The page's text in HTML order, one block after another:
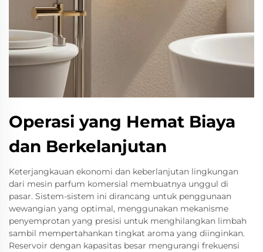
Operasi yang Hemat Biaya
dan Berkelanjutan
Keterjangkauan ekonomi dan keberlanjutan lingkungan
dari mesin parfum komersial membuatnya unggul di
pasar. Sistem-sistem ini dirancang untuk penggunaan
wewangian yang optimal, menggunakan mekanisme
penyemprotan yang presisi untuk menghilangkan limbah
sambil mempertahankan tingkat aroma yang diinginkan.
Reservoir dengan kapasitas besar mengurangi frekuensi